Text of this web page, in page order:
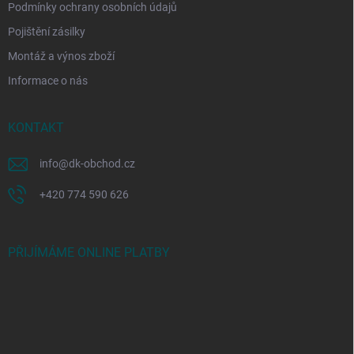
Podmínky ochrany osobních údajů
Pojištění zásilky
Montáž a výnos zboží
Informace o nás
KONTAKT
info@dk-obchod.cz
+420 774 590 626
PŘIJÍMÁME ONLINE PLATBY